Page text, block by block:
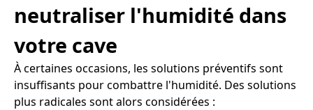
neutraliser l'humidité dans
votre cave
À certaines occasions, les solutions préventifs sont
insuffisants pour combattre l'humidité. Des solutions
plus radicales sont alors considérées :